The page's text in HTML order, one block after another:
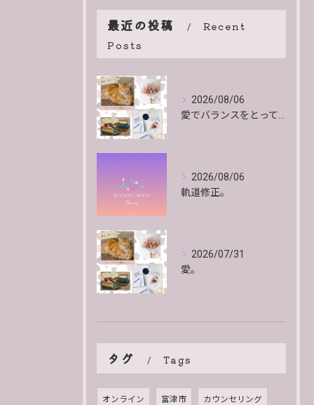
最近の投稿
Recent
Posts
2026/08/06
2026/08/06
軌道修正。
2026/07/31
愛。
タグ Tags
オンライン 富津市 カウンセリング